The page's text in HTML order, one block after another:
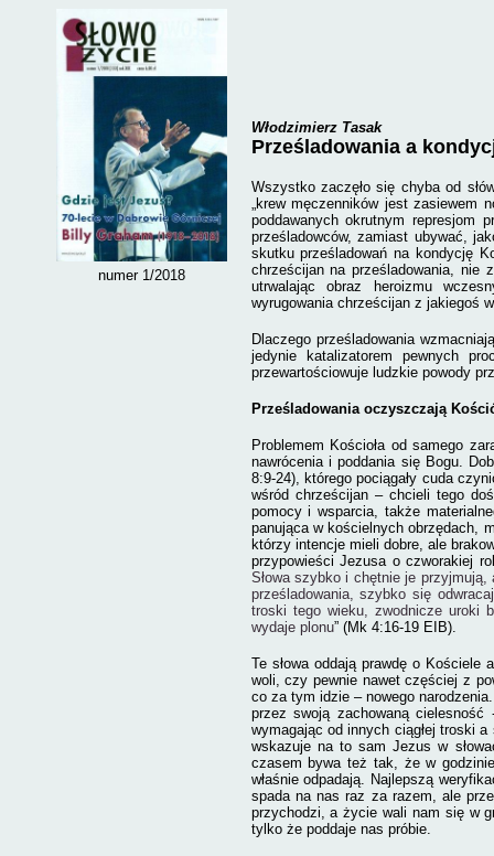
numer 1/2018
Włodzimierz Tasak
Prześladowania a
Wszystko zaczęło się chyba od
„krew męczenników jest zasiewem
poddawanych okrutnym represjom
prześladowców, zamiast ubywać,
skutku prześladowań na kondycję
chrześcijan na prześladowania, nie
utrwalając obraz heroizmu
wyrugowania chrześcijan z jakiegoś
Dlaczego prześladowania
jedynie katalizatorem pewnych
przewartościowuje ludzkie powody
Prześladowania oczyszczają
Problemem Kościoła od samego
nawrócenia i poddania się Bogu.
8:9-24), którego pociągały cuda
wśród chrześcijan – chcieli tego
pomocy i wsparcia, także
panująca w kościelnych obrzędach,
którzy intencje mieli dobre, ale
przypowieści Jezusa o czworakiej
Słowa szybko i chętnie je
prześladowania, szybko się
troski tego wieku, zwodnicze uroki
wydaje plonu” (Mk 4:16-19 EIB).
Te słowa oddają prawdę o
woli, czy pewnie nawet częściej z
co za tym idzie – nowego
przez swoją zachowaną
wymagając od innych ciągłej troski
wskazuje na to sam Jezus w
czasem bywa też tak, że w
właśnie odpadają. Najlepszą
spada na nas raz za razem, ale
przychodzi, a życie wali nam się w
tylko że poddaje nas próbie.